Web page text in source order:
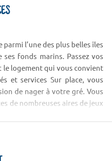
parmi l’une des plus belles îles
fonds marins. Passez vos
le logement qui vous convient
et services Sur place, vous
de nager à votre gré. Vous
de nombreuses aires de jeux